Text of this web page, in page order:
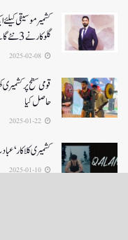
کشمیرموسیقی
گلوکارنے3نئے گانے فلمائے
حاصل کیا
کشمیری کلاکار